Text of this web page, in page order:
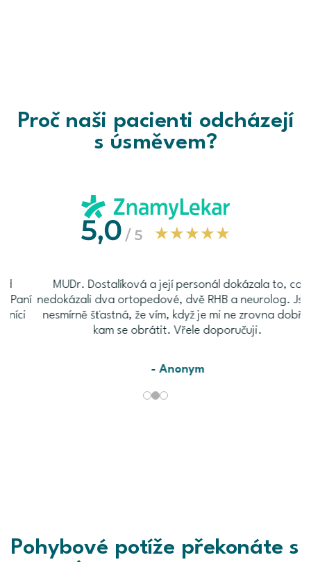
Proč naši pacienti odcházejí
s úsměvem?
MUDr. Dostalíková a její personál dokázala to, co
nedokázali dva ortopedové, dvě RHB a neurolog. Jsem
nesmírně šťastná, že vím, když je mi ne zrovna dobře,
kam se obrátit. Vřele doporučuji.
- Anonym
Pohybové potíže překonáte s